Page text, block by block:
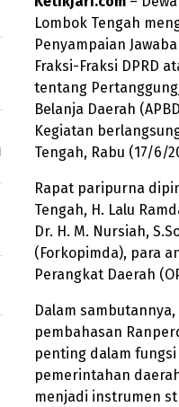
Lombok Tengah
Penyampaian
Fraksi-Fraksi DPRD
tentang
Belanja Daerah
Kegiatan
Tengah, Rabu (17/6/
Rapat paripurna
Tengah, H. Lalu
Dr. H. M. Nursiah,
(Forkopimda), para
Perangkat Daerah
Dalam sambutannya,
pembahasan
penting dalam
pemerintahan
menjadi instrumen